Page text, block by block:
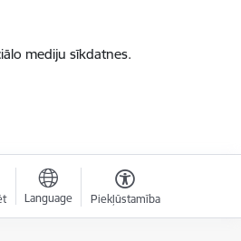
mediju sīkdatnes.
Language Piekļūstamība